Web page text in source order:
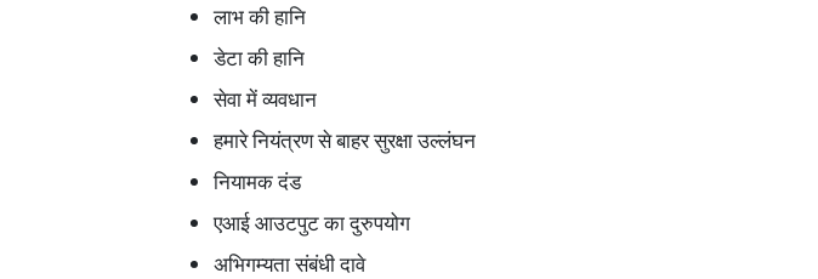
लाभ की हानि
डेटा की हानि
सेवा में व्यवधान
हमारे नियंत्रण से बाहर सुरक्षा उल्लंघन
नियामक दंड
एआई आउटपुट का दुरुपयोग
अभिगम्यता संबंधी दावे